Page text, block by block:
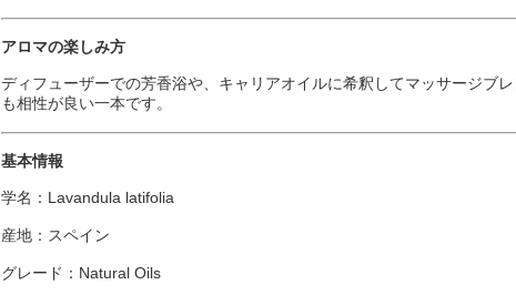
アロマの楽しみ方
ディフューザーでの芳香浴や、キャリアオイルに希釈してマッサージブ
も相性が良い一本です。
基本情報
学名：Lavandula latifolia
産地：スペイン
グレード：Natural Oils